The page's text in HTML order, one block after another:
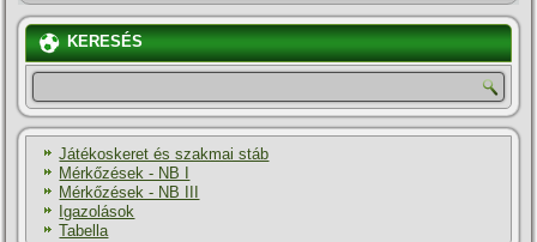
KERESÉS
Játékoskeret és szakmai stáb
Mérkőzések - NB I
Mérkőzések - NB III
Igazolások
Tabella